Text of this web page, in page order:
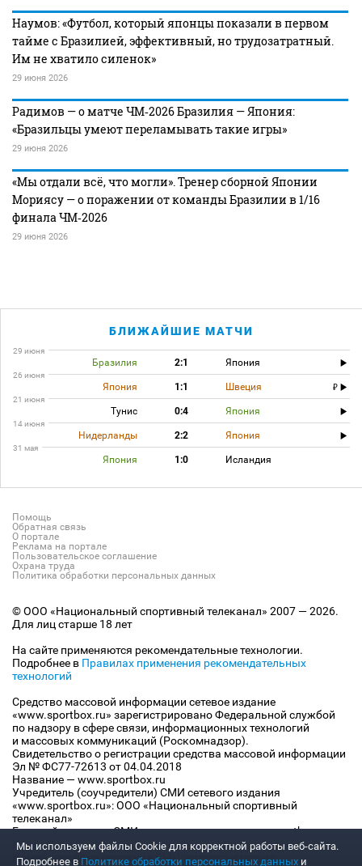
Наумов: «Футбол, который японцы показали в первом
тайме с Бразилией, эффективный, но трудозатратный.
Им не хватило силенок»
29 июня 2026
Радимов — о матче ЧМ‑2026 Бразилия — Япония:
«Бразильцы умеют переламывать такие игры»
29 июня 2026
«Мы отдали всё, что могли». Тренер сборной Японии
Мориясу — о поражении от команды Бразилии в 1/16
финала ЧМ‑2026
29 июня 2026
БЛИЖАЙШИЕ МАТЧИ
29 июня
Бразилия 2:1 Япония
26 июня
Япония 1:1 Швеция
21 июня
Тунис 0:4 Япония
14 июня
Нидерланды 2:2 Япония
31 мая
Япония 1:0 Исландия
Помощь
Обратная связь
О портале
Реклама на портале
Пользовательское соглашение
Охрана труда
Политика обработки персональных данных
© ООО «Национальный спортивный телеканал» 2007 — 2026.
Для лиц старше 18 лет
На сайте применяются рекомендательные технологии.
Подробнее в Правилах применения рекомендательных
технологий
Средство массовой информации сетевое издание
«www.sportbox.ru» зарегистрировано Федеральной службой
по надзору в сфере связи, информационных технологий
и массовых коммуникаций (Роскомнадзор).
Свидетельство о регистрации средства массовой информации
Эл № ФС77-72613 от 04.04.2018
Название — www.sportbox.ru
Учредитель (соучредители) СМИ сетевого издания
«www.sportbox.ru»: ООО «Национальный спортивный
телеканал»
Главный редактор СМИ сетевого издания «www.sportbox.ru»:
Конов В.А.
Номер телефона редакции СМИ сетевого издания
Мы используем файлы Сookie для корректной работы веб-сайта.
Подробнее в Политике обработки персональных данных и